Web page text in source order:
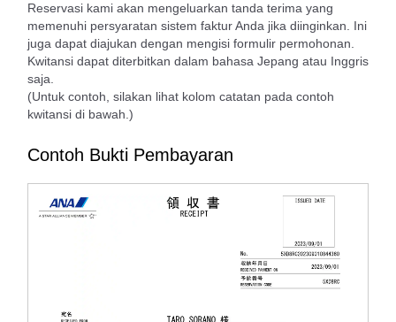
Reservasi kami akan mengeluarkan tanda terima yang
memenuhi persyaratan sistem faktur Anda jika diinginkan. Ini
juga dapat diajukan dengan mengisi formulir permohonan.
Kwitansi dapat diterbitkan dalam bahasa Jepang atau Inggris
saja.
(Untuk contoh, silakan lihat kolom catatan pada contoh
kwitansi di bawah.)
Contoh Bukti Pembayaran